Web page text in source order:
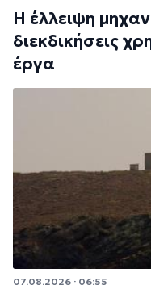
Η έλλειψη
διεκδικήσεις
έργα
07.08.2026 · 06:55